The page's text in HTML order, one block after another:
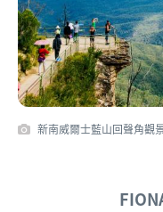
新南威爾士藍山回聲角觀